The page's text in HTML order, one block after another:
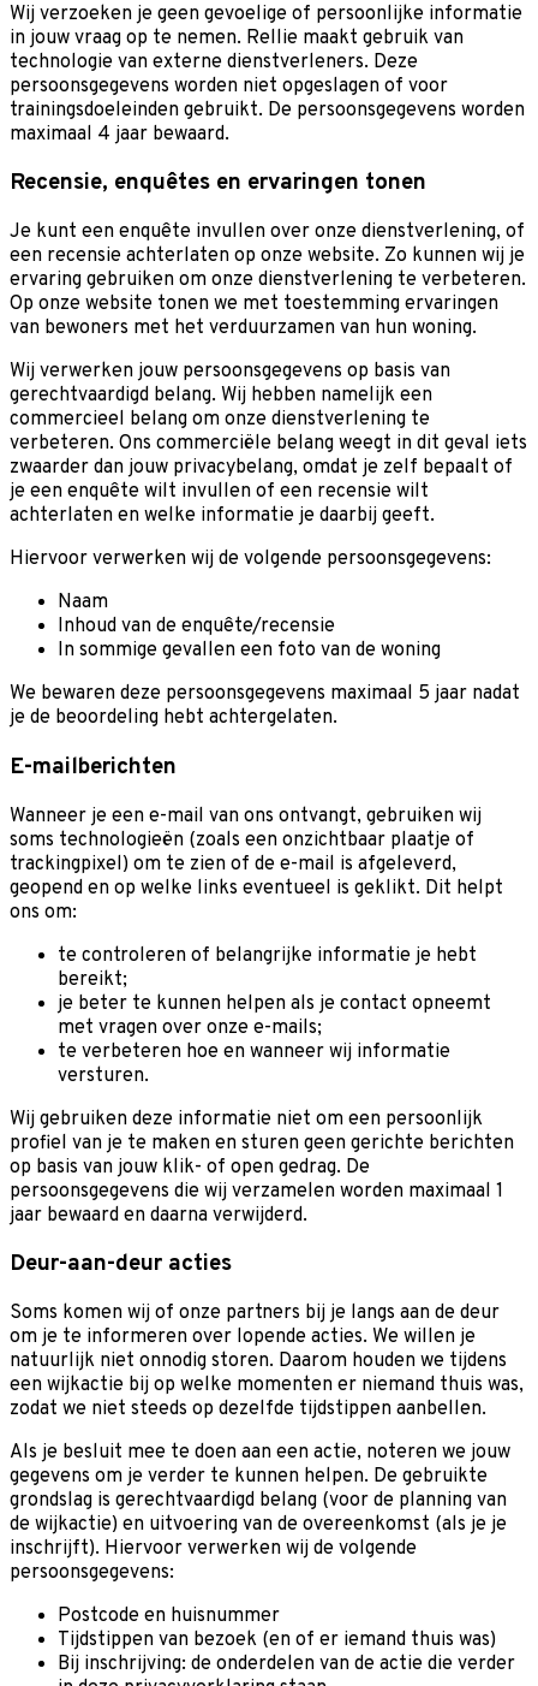
Wij verzoeken je geen gevoelige of persoonlijke informatie
in jouw vraag op te nemen. Rellie maakt gebruik van
technologie van externe dienstverleners. Deze
persoonsgegevens worden niet opgeslagen of voor
trainingsdoeleinden gebruikt. De persoonsgegevens worden
maximaal 4 jaar bewaard.
Recensie, enquêtes en ervaringen tonen
Je kunt een enquête invullen over onze dienstverlening, of
een recensie achterlaten op onze website. Zo kunnen wij je
ervaring gebruiken om onze dienstverlening te verbeteren.
Op onze website tonen we met toestemming ervaringen
van bewoners met het verduurzamen van hun woning.
Wij verwerken jouw persoonsgegevens op basis van
gerechtvaardigd belang. Wij hebben namelijk een
commercieel belang om onze dienstverlening te
verbeteren. Ons commerciële belang weegt in dit geval iets
zwaarder dan jouw privacybelang, omdat je zelf bepaalt of
je een enquête wilt invullen of een recensie wilt
achterlaten en welke informatie je daarbij geeft.
Hiervoor verwerken wij de volgende persoonsgegevens:
Naam
Inhoud van de enquête/recensie
In sommige gevallen een foto van de woning
We bewaren deze persoonsgegevens maximaal 5 jaar nadat
je de beoordeling hebt achtergelaten.
E-mailberichten
Wanneer je een e-mail van ons ontvangt, gebruiken wij
soms technologieën (zoals een onzichtbaar plaatje of
trackingpixel) om te zien of de e-mail is afgeleverd,
geopend en op welke links eventueel is geklikt. Dit helpt
ons om:
te controleren of belangrijke informatie je hebt
bereikt;
je beter te kunnen helpen als je contact opneemt
met vragen over onze e-mails;
te verbeteren hoe en wanneer wij informatie
versturen.
Wij gebruiken deze informatie niet om een persoonlijk
profiel van je te maken en sturen geen gerichte berichten
op basis van jouw klik- of open gedrag. De
persoonsgegevens die wij verzamelen worden maximaal 1
jaar bewaard en daarna verwijderd.
Deur-aan-deur acties
Soms komen wij of onze partners bij je langs aan de deur
om je te informeren over lopende acties. We willen je
natuurlijk niet onnodig storen. Daarom houden we tijdens
een wijkactie bij op welke momenten er niemand thuis was,
zodat we niet steeds op dezelfde tijdstippen aanbellen.
Als je besluit mee te doen aan een actie, noteren we jouw
gegevens om je verder te kunnen helpen. De gebruikte
grondslag is gerechtvaardigd belang (voor de planning van
de wijkactie) en uitvoering van de overeenkomst (als je je
inschrijft). Hiervoor verwerken wij de volgende
persoonsgegevens:
Postcode en huisnummer
Tijdstippen van bezoek (en of er iemand thuis was)
Bij inschrijving: de onderdelen van de actie die verder